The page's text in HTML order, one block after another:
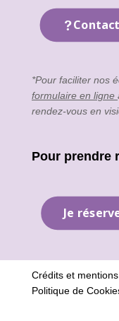
*Pour faciliter nos
formulaire en ligne
rendez-vous en
Pour prendre
Je
Crédits et
Politique de